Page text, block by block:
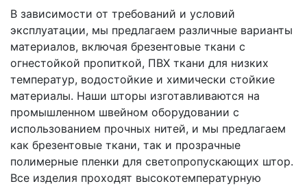
В зависимости от требований и условий
эксплуатации, мы предлагаем различные варианты
материалов, включая брезентовые ткани с
огнестойкой пропиткой, ПВХ ткани для низких
температур, водостойкие и химически стойкие
материалы. Наши шторы изготавливаются на
промышленном швейном оборудовании с
использованием прочных нитей, и мы предлагаем
как брезентовые ткани, так и прозрачные
полимерные пленки для светопропускающих штор.
Все изделия проходят высокотемпературную